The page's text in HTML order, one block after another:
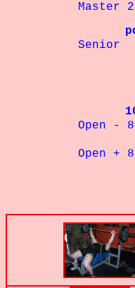
Master 2
poids
Senior
2°
3°
4°
Open -
2°
Open +
2°
3°
4°